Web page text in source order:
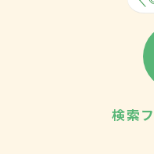
検索